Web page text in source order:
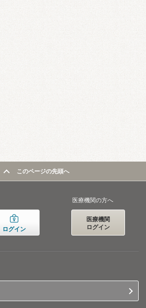
このページの先頭へ
ログイン
医療機関の方へ
医療機関
ログイン